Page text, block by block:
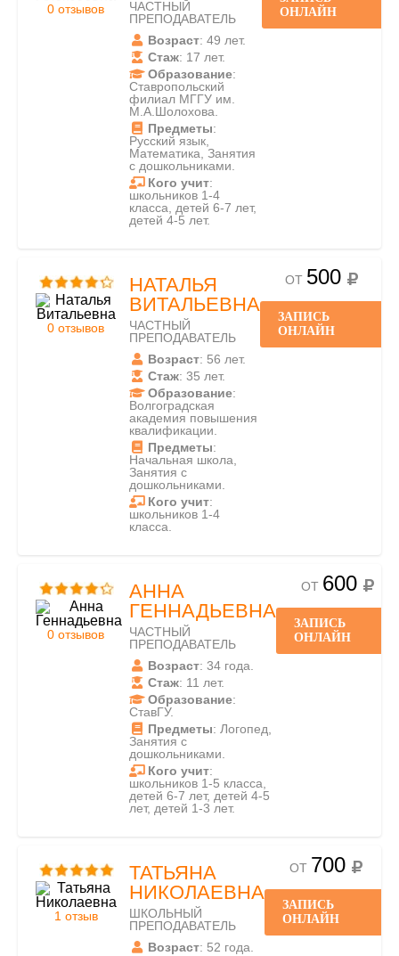
0 отзывов
ЧАСТНЫЙ
ПРЕПОДАВАТЕЛЬ
Возраст: 49 лет.
Стаж: 17 лет.
Образование:
Ставропольский
филиал МГГУ им.
М.А.Шолохова.
Предметы:
Русский язык,
Математика, Занятия
с дошкольниками.
Кого учит:
школьников 1-4
класса, детей 6-7 лет,
детей 4-5 лет.
ОНЛАЙН
0 отзывов
НАТАЛЬЯ
ВИТАЛЬЕВНА
ЧАСТНЫЙ
ПРЕПОДАВАТЕЛЬ
Возраст: 56 лет.
Стаж: 35 лет.
Образование:
Волгоградская
академия повышения
квалификации.
Предметы:
Начальная школа,
Занятия с
дошкольниками.
Кого учит:
школьников 1-4
класса.
ОТ 500
ЗАПИСЬ
ОНЛАЙН
0 отзывов
АННА
ГЕННАДЬЕВНА
ЧАСТНЫЙ
ПРЕПОДАВАТЕЛЬ
Возраст: 34 года.
Стаж: 11 лет.
Образование:
СтавГУ.
Предметы: Логопед,
Занятия с
дошкольниками.
Кого учит:
школьников 1-5 класса,
детей 6-7 лет, детей 4-5
лет, детей 1-3 лет.
ОТ 600
ЗАПИСЬ
ОНЛАЙН
1 отзыв
ТАТЬЯНА
НИКОЛАЕВНА
ШКОЛЬНЫЙ
ПРЕПОДАВАТЕЛЬ
Возраст: 52 года.
ОТ 700
ЗАПИСЬ
ОНЛАЙН